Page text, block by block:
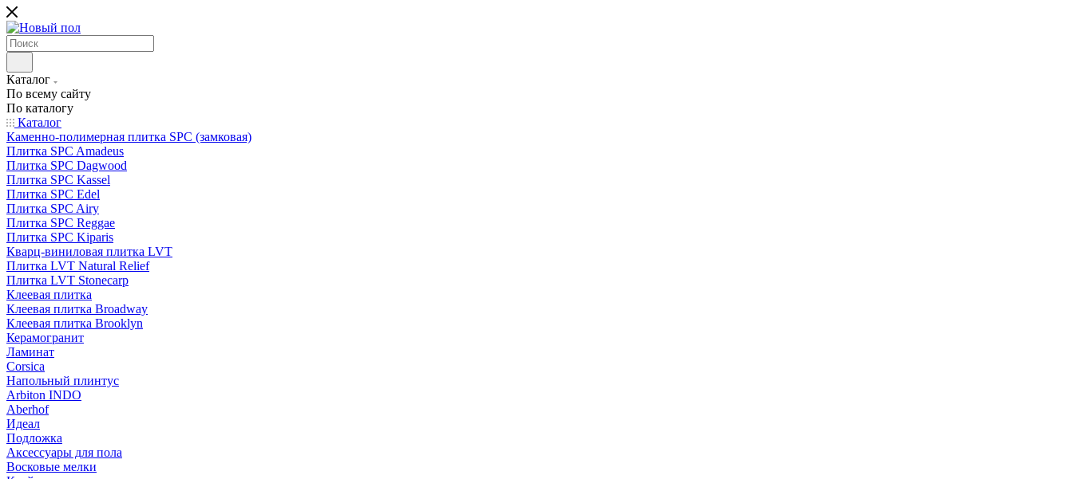
Каталог
По всему сайту
По каталогу
Каталог
Каменно-полимерная плитка SPC (замковая)
Плитка SPC Amadeus
Плитка SPC Dagwood
Плитка SPC Kassel
Плитка SPC Edel
Плитка SPC Airy
Плитка SPC Reggae
Плитка SPC Kiparis
Кварц-виниловая плитка LVT
Плитка LVT Natural Relief
Плитка LVT Stonecarp
Клеевая плитка
Клеевая плитка Broadway
Клеевая плитка Brooklyn
Керамогранит
Ламинат
Corsica
Напольный плинтус
Arbiton INDO
Aberhof
Идеал
Подложка
Аксессуары для пола
Восковые мелки